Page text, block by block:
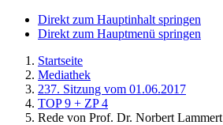
Direkt zum Hauptinhalt springen
Direkt zum Hauptmenü springen
Startseite
Mediathek
237. Sitzung vom 01.06.2017
TOP 9 + ZP 4
Rede von Prof. Dr. Norbert Lammert